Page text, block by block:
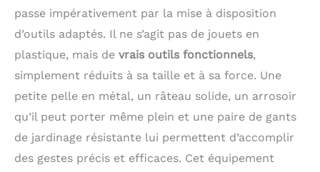
passe impérativement par la mise à disposition
d’outils adaptés. Il ne s’agit pas de jouets en
plastique, mais de vrais outils fonctionnels,
simplement réduits à sa taille et à sa force. Une
petite pelle en métal, un râteau solide, un arrosoir
qu’il peut porter même plein et une paire de gants
de jardinage résistante lui permettent d’accomplir
des gestes précis et efficaces. Cet équipement